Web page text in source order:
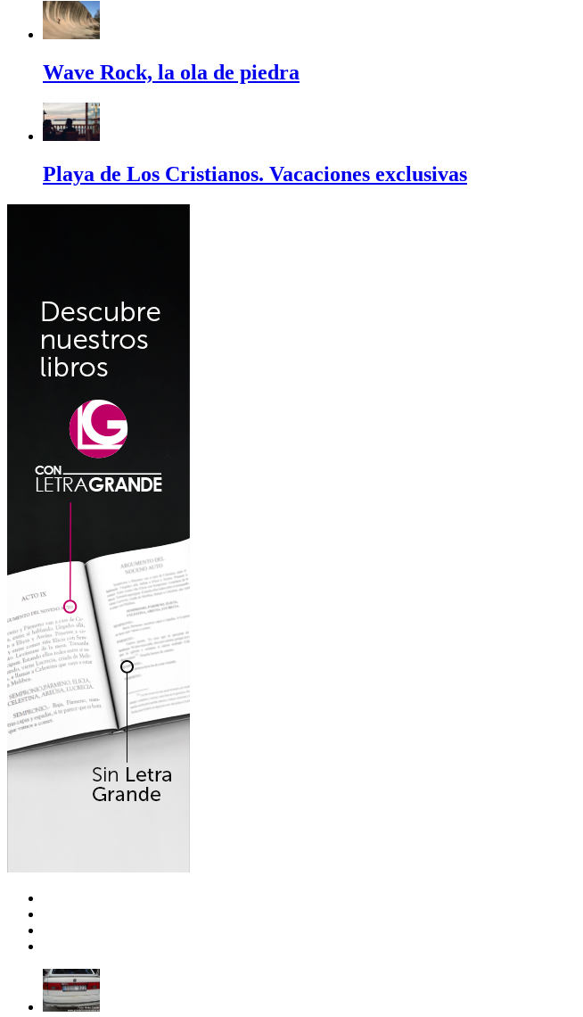
Wave Rock, la ola de piedra
Playa de Los Cristianos. Vacaciones exclusivas